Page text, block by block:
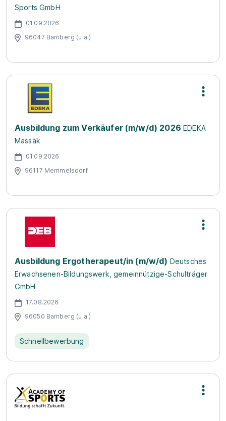
Sports GmbH
01.09.2026
96047 Bamberg (u.a.)
Ausbildung zum Verkäufer (m/w/d) 2026 EDEKA
Massak
01.09.2026
96117 Memmelsdorf
Ausbildung Ergotherapeut/in (m/w/d) Deutsches
Erwachsenen-Bildungswerk, gemeinnützige-Schulträger
GmbH
17.08.2026
96050 Bamberg (u.a.)
Schnellbewerbung